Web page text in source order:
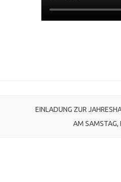
EINLADUNG ZUR
AM SAMSTAG,